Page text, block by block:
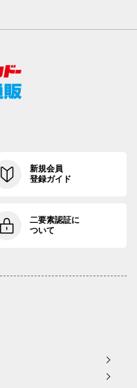
新規会員
登録ガイド
二要素認証に
ついて